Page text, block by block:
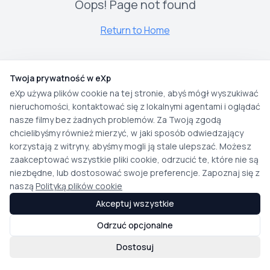
Oops! Page not found
Return to Home
Twoja prywatność w eXp
eXp używa plików cookie na tej stronie, abyś mógł wyszukiwać
nieruchomości, kontaktować się z lokalnymi agentami i oglądać
nasze filmy bez żadnych problemów. Za Twoją zgodą
chcielibyśmy również mierzyć, w jaki sposób odwiedzający
korzystają z witryny, abyśmy mogli ją stale ulepszać. Możesz
zaakceptować wszystkie pliki cookie, odrzucić te, które nie są
niezbędne, lub dostosować swoje preferencje. Zapoznaj się z
naszą Polityką plików cookie
Dostosuj
Odrzuć opcjonalne
Akceptuj wszystkie